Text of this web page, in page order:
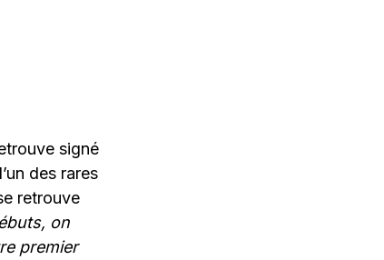
signé
des rares
retrouve
on
premier